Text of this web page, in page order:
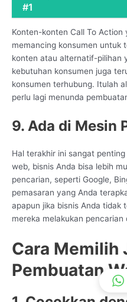
#1
Konten-konten Call To
memancing konsumen untuk
konten atau alternatif-pilihan
kebutuhan konsumen juga
konsumen terhubung. Itulah
perlu lagi menunda
9. Ada di Mesin
Hal terakhir ini sangat
web, bisnis Anda bisa lebih
pencarian, seperti Google,
pemasaran yang Anda
apapun jika bisnis Anda tidak
mereka melakukan pencarian
Cara Memilih
Pembuatan
CS
Online